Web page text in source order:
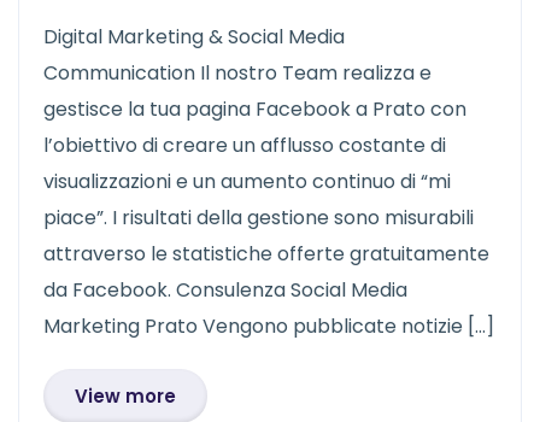
Digital Marketing & Social Media
Communication Il nostro Team realizza e
gestisce la tua pagina Facebook a Prato con
l’obiettivo di creare un afflusso costante di
visualizzazioni e un aumento continuo di “mi
piace”. I risultati della gestione sono misurabili
attraverso le statistiche offerte gratuitamente
da Facebook. Consulenza Social Media
Marketing Prato Vengono pubblicate notizie […]
View more